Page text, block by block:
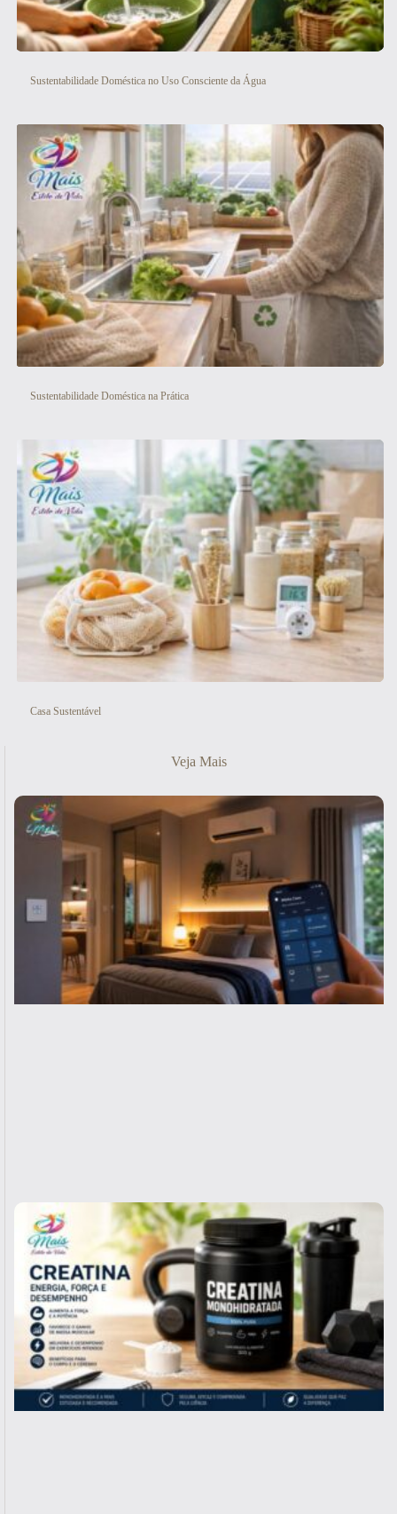
Sustentabilidade Doméstica no Uso Consciente da Água
Sustentabilidade Doméstica na Prática
Casa Sustentável
Veja Mais